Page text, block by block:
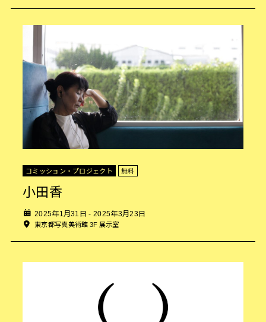
コミッション・プロジェクト 無料
小田香
2025年1月31日 - 2025年3月23日
東京都写真美術館 3F 展示室